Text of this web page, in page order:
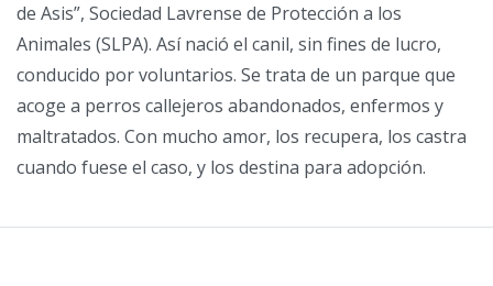
de Asis”, Sociedad Lavrense de Protección a los
Animales (SLPA). Así nació el canil, sin fines de lucro,
conducido por voluntarios. Se trata de un parque que
acoge a perros callejeros abandonados, enfermos y
maltratados. Con mucho amor, los recupera, los castra
cuando fuese el caso, y los destina para adopción.